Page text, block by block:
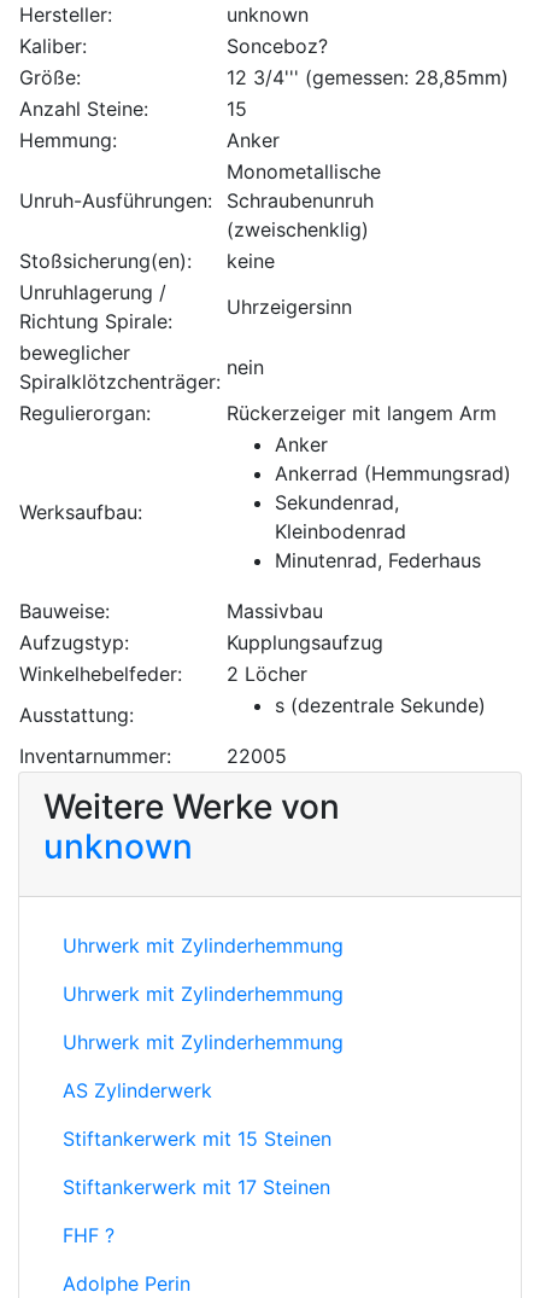
Hersteller:
unknown
Kaliber:
Sonceboz?
Größe:
12 3/4''' (gemessen: 28,85mm)
Anzahl Steine:
15
Hemmung:
Anker
Unruh-Ausführungen:
Monometallische
Schraubenunruh
(zweischenklig)
Stoßsicherung(en):
keine
Unruhlagerung /
Richtung Spirale:
Uhrzeigersinn
beweglicher
Spiralklötzchenträger:
nein
Regulierorgan:
Rückerzeiger mit langem Arm
Werksaufbau:
Anker
Ankerrad (Hemmungsrad)
Sekundenrad,
Kleinbodenrad
Minutenrad, Federhaus
Bauweise:
Massivbau
Aufzugstyp:
Kupplungsaufzug
Winkelhebelfeder:
2 Löcher
Ausstattung:
s (dezentrale Sekunde)
Inventarnummer: 22005
Weitere Werke von
unknown
Uhrwerk mit Zylinderhemmung
Uhrwerk mit Zylinderhemmung
Uhrwerk mit Zylinderhemmung
AS Zylinderwerk
Stiftankerwerk mit 15 Steinen
Stiftankerwerk mit 17 Steinen
FHF ?
Adolphe Perin